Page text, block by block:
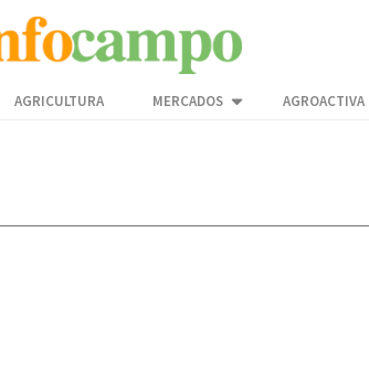
AGRICULTURA MERCADOS AGROACTIVA